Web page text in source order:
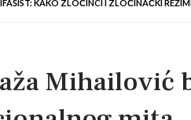
KAKO ZLOČINCI I ZLOČINAČKI